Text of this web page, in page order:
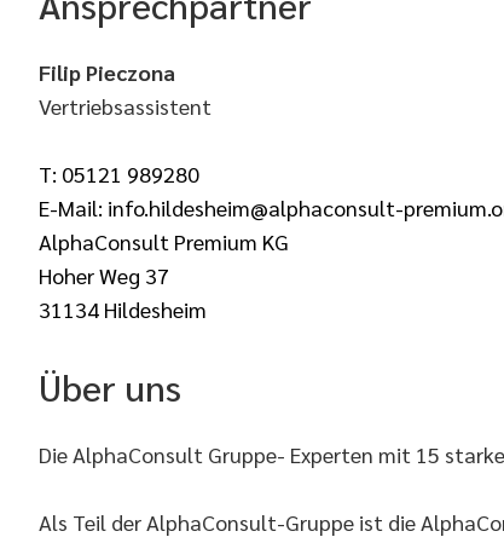
Filip Pieczona
Vertriebsassistent
T: 05121 989280
E-Mail: info.hildesheim@alphaconsult-
AlphaConsult Premium KG
Hoher Weg 37
31134 Hildesheim
Über uns
Die AlphaConsult Gruppe- Experten mit 15
Als Teil der AlphaConsult-Gruppe ist die